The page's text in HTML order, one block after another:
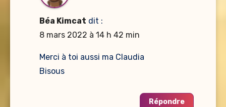
Béa Kimcat dit :
8 mars 2022 à 14 h 42 min
Merci à toi aussi ma Claudia
Bisous
Répondre